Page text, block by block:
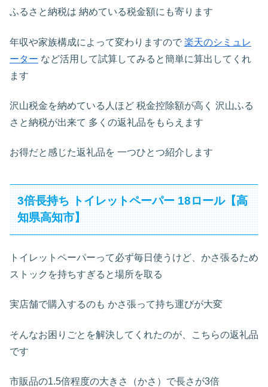
ふるさと納税は 納めている税金額にも寄ります
年収や家族構成によって変わりますので 楽天のシミュレ
ーター など活用して試算してみると簡単に算出してくれ
ます
沢山税金を納めている人ほど 税金控除額が高く 沢山ふる
さと納税が出来て 多くの返礼品をもらえます
お得だと感じた返礼品を 一つひとつ紹介します
3倍長持ち トイレットペーパー 18ロール【高
知県高知市】
トイレットペーパーって必ず毎日使うけど、かさ張るため
ストックを持ちすぎると場所を取る
実店舗で購入するのも かさ張って持ち運びが大変
そんなお困りごとを解決してくれたのが、こちらの返礼品
です
市販品の1.5倍程度の大きさ（かさ）で長さが3倍